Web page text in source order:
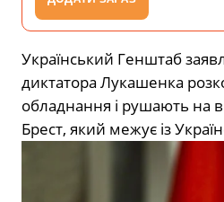
Український Генштаб
диктатора Лукашенка
обладнання і рушають на
Брест, який межує із